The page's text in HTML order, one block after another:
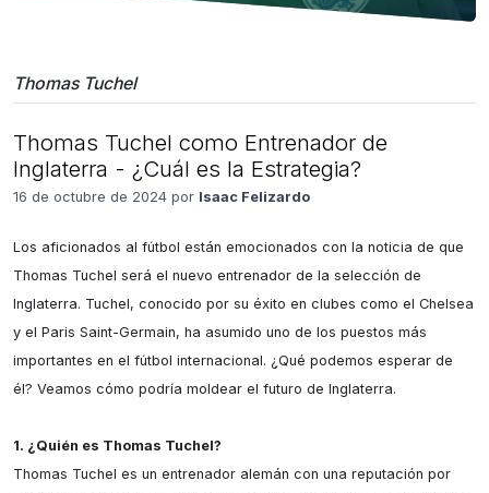
Thomas Tuchel
Thomas Tuchel como Entrenador de
Inglaterra - ¿Cuál es la Estrategia?
16 de octubre de 2024 por Isaac Felizardo
Los aficionados al fútbol están emocionados con la noticia de que
Thomas Tuchel será el nuevo entrenador de la selección de
Inglaterra. Tuchel, conocido por su éxito en clubes como el Chelsea
y el Paris Saint-Germain, ha asumido uno de los puestos más
importantes en el fútbol internacional. ¿Qué podemos esperar de
él? Veamos cómo podría moldear el futuro de Inglaterra.
1. ¿Quién es Thomas Tuchel?
Thomas Tuchel es un entrenador alemán con una reputación por